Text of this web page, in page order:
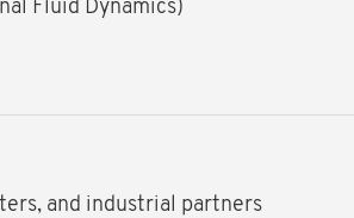
Fluid Dynamics)
and industrial partners